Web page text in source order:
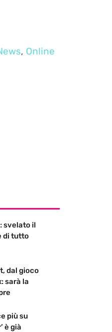
, Online
svelato il
di tutto
dal gioco
sarà la
più su
è già